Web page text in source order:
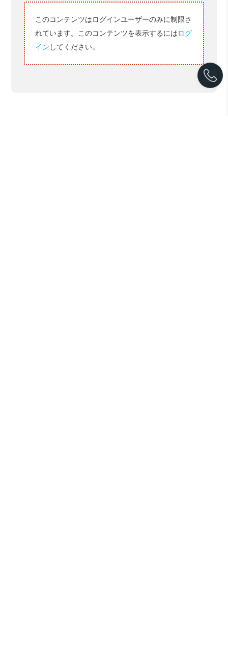
このコンテンツはログインユーザーのみに制限さ
れています。このコンテンツを表示するにはログ
イン してください。